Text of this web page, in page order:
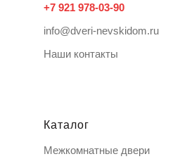
+7 921 978-03-90
info@dveri-nevskidom.ru
Наши контакты
Каталог
Межкомнатные двери